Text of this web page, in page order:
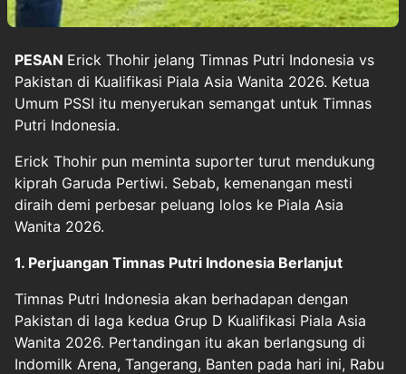
PESAN Erick Thohir jelang Timnas Putri Indonesia vs
Pakistan di Kualifikasi Piala Asia Wanita 2026. Ketua
Umum PSSI itu menyerukan semangat untuk Timnas
Putri Indonesia.
Erick Thohir pun meminta suporter turut mendukung
kiprah Garuda Pertiwi. Sebab, kemenangan mesti
diraih demi perbesar peluang lolos ke Piala Asia
Wanita 2026.
1. Perjuangan Timnas Putri Indonesia Berlanjut
Timnas Putri Indonesia akan berhadapan dengan
Pakistan di laga kedua Grup D Kualifikasi Piala Asia
Wanita 2026. Pertandingan itu akan berlangsung di
Indomilk Arena, Tangerang, Banten pada hari ini, Rabu